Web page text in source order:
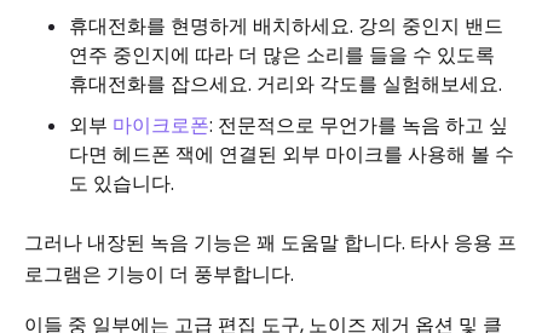
휴대전화를 현명하게 배치하세요. 강의 중인지 밴드
연주 중인지에 따라 더 많은 소리를 들을 수 있도록
휴대전화를 잡으세요. 거리와 각도를 실험해보세요.
외부 마이크로폰: 전문적으로 무언가를 녹음 하고 싶
다면 헤드폰 잭에 연결된 외부 마이크를 사용해 볼 수
도 있습니다.
그러나 내장된 녹음 기능은 꽤 도움말 합니다. 타사 응용 프
로그램은 기능이 더 풍부합니다.
이들 중 일부에는 고급 편집 도구, 노이즈 제거 옵션 및 클